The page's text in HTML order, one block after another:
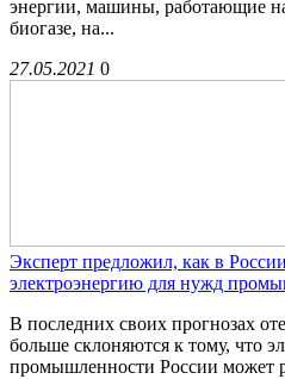
энергии, машины, работающие
биогазе, на...
27.05.2021 0
Эксперт предложил, как в
электроэнергию для нужд
В последних своих прогнозах
больше склоняются к тому, что
промышленности России может